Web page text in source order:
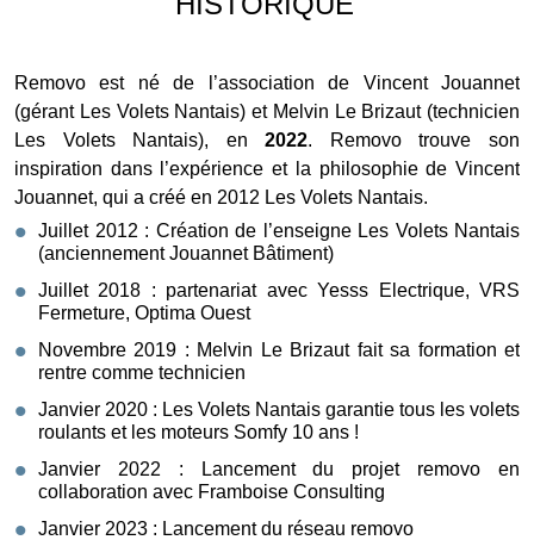
Removo est né de l’association de Vincent Jouannet
(gérant Les Volets Nantais) et Melvin Le Brizaut (technicien
Les Volets Nantais), en2022. Removo trouve son
inspiration dans l’expérience et la philosophie de Vincent
Jouannet, qui a créé en 2012 Les Volets Nantais.
Juillet 2012 : Création de l’enseigne Les Volets Nantais
(anciennement Jouannet Bâtiment)
Juillet 2018 : partenariat avec Yesss Electrique, VRS
Fermeture, Optima Ouest
Novembre 2019 : Melvin Le Brizaut fait sa formation et
rentre comme technicien
Janvier 2020 : Les Volets Nantais garantie tous les volets
roulants et les moteurs Somfy 10 ans !
Janvier 2022 : Lancement du projet removo en
collaboration avec Framboise Consulting
Janvier 2023 : Lancement du réseau removo